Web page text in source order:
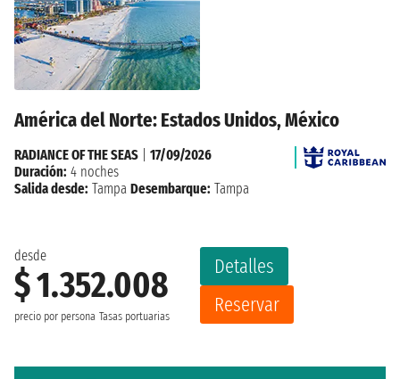
América del Norte: Estados Unidos, México
desde
$ 1.352.008
precio por persona Tasas portuarias
Detalles
Reservar
RADIANCE OF THE SEAS
17/09/2026
Duración: 4 noches
Salida desde: Tampa Desembarque: Tampa